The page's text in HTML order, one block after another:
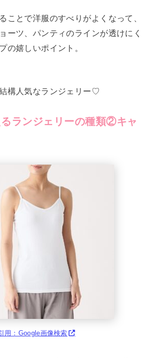
ことで洋服のすべりがよくなって、
ーツ、パンティのラインが透けにく
の嬉しいポイント。
構人気なランジェリー♡
ランジェリーの種類②キャ
用：Google画像検索